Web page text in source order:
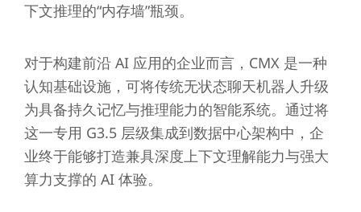
下文推理的“内存墙”瓶颈。
对于构建前沿 AI 应用的企业而言，CMX 是一种
认知基础设施，可将传统无状态聊天机器人升级
为具备持久记忆与推理能力的智能系统。通过将
这一专用 G3.5 层级集成到数据中心架构中，企
业终于能够打造兼具深度上下文理解能力与强大
算力支撑的 AI 体验。